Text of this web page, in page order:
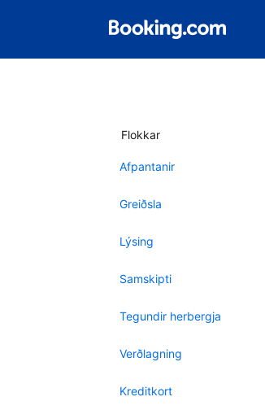
Flokkar
Afpantanir
Greiðsla
Lýsing
Samskipti
Tegundir herbergja
Verðlagning
Kreditkort